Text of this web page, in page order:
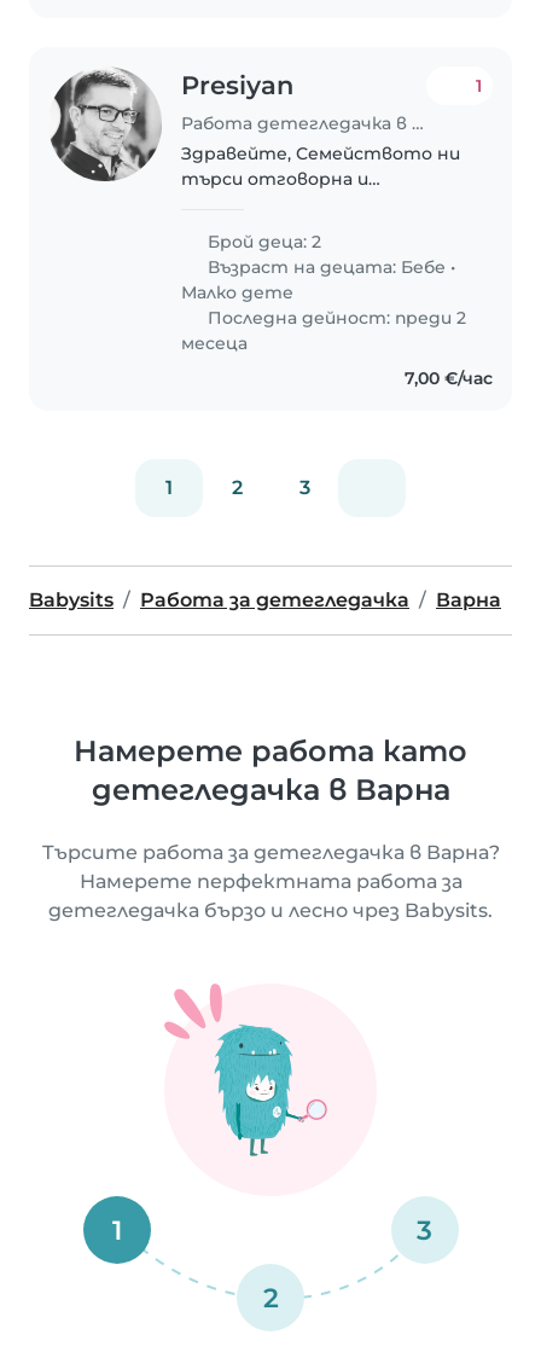
Presiyan
Работа детегледачка в Варна
1
Здравейте, Семейството ни
търси отговорна и
Брой деца: 2
Възраст на децата: Бебе •
Малко дете
Последна дейност: преди 2
месеца
7,00 €/час
1 2 3
Babysits Работа за детегледачка Варна
Намерете работа като
детегледачка в Варна
Търсите работа за детегледачка в Варна?
Намерете перфектната работа за
детегледачка бързо и лесно чрез Babysits.
1
2
3